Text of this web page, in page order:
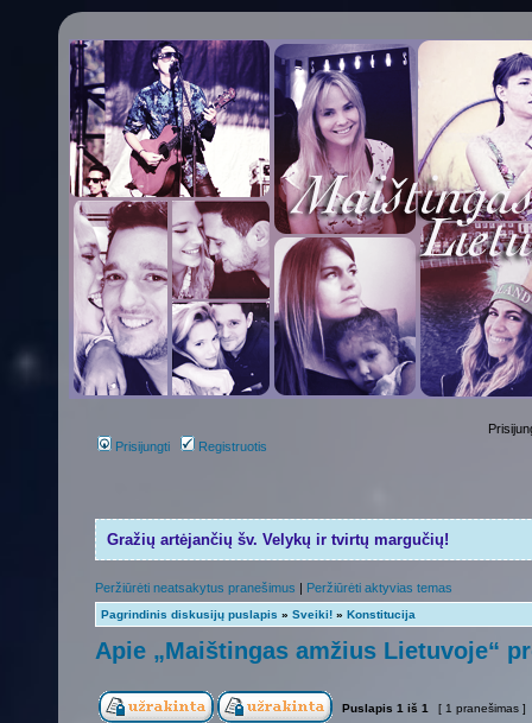
Prisijungti Registruotis
Gražių artėjančių šv. Velykų ir tvirtų margučių!
Peržiūrėti neatsakytus pranešimus | Peržiūrėti aktyvias temas
Pagrindinis diskusijų puslapis » Sveiki! » Konstitucija
Apie „Maištingas amžius Lietuvoje“
Puslapis 1 iš 1 [ 1 pranešimas ]